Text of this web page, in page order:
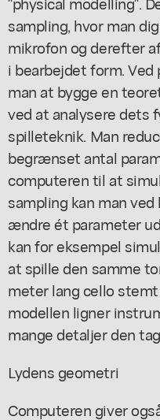
sampling, hvor man
mikrofon og derefter
i bearbejdet form.
man at bygge en
ved at analysere dets
spilleteknik. Man
begrænset antal
computeren til at
sampling kan man
ændre ét parameter
kan for eksempel
at spille den samme
meter lang cello
modellen ligner
mange detaljer den
Lydens geometri
Computeren giver